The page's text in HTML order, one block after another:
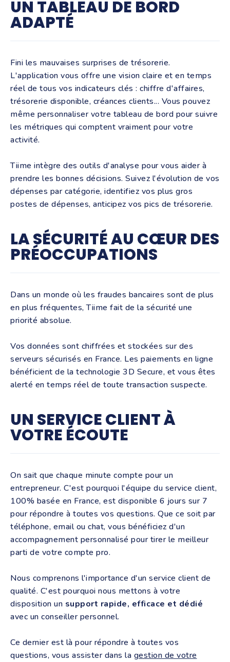
UN TABLEAU DE BORD
ADAPTÉ
Fini les mauvaises surprises de trésorerie.
L'application vous offre une vision claire et en temps
réel de tous vos indicateurs clés : chiffre d'affaires,
trésorerie disponible, créances clients... Vous pouvez
même personnaliser votre tableau de bord pour suivre
les métriques qui comptent vraiment pour votre
activité.
Tiime intègre des outils d'analyse pour vous aider à
prendre les bonnes décisions. Suivez l'évolution de vos
dépenses par catégorie, identifiez vos plus gros
postes de dépenses, anticipez vos pics de trésorerie.
LA SÉCURITÉ AU CŒUR DES
PRÉOCCUPATIONS
Dans un monde où les fraudes bancaires sont de plus
en plus fréquentes, Tiime fait de la sécurité une
priorité absolue.
Vos données sont chiffrées et stockées sur des
serveurs sécurisés en France. Les paiements en ligne
bénéficient de la technologie 3D Secure, et vous êtes
alerté en temps réel de toute transaction suspecte.
UN SERVICE CLIENT À
VOTRE ÉCOUTE
On sait que chaque minute compte pour un
entrepreneur. C'est pourquoi l'équipe du service client,
100% basée en France, est disponible 6 jours sur 7
pour répondre à toutes vos questions. Que ce soit par
téléphone, email ou chat, vous bénéficiez d'un
accompagnement personnalisé pour tirer le meilleur
parti de votre compte pro.
Nous comprenons l'importance d'un service client de
qualité. C'est pourquoi nous mettons à votre
disposition un support rapide, efficace et dédié
avec un conseiller personnel.
Ce dernier est là pour répondre à toutes vos
questions, vous assister dans la gestion de votre